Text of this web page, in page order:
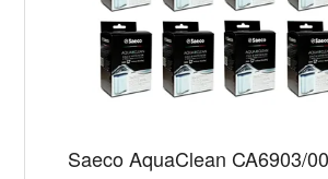
Saeco AquaClean CA6903/